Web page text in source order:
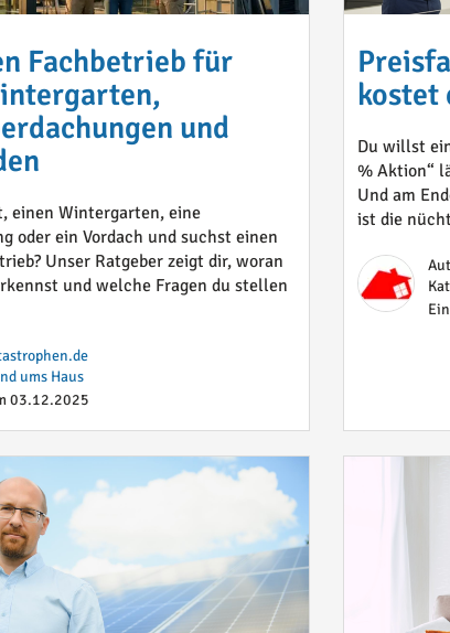
Fachbetrieb für
und
einen Wintergarten, eine
oder ein Vordach und suchst einen
Unser Ratgeber zeigt dir, woran
und welche Fragen du stellen
ums Haus
03.12.2025
kostet
Du willst
% Aktion“
Und am
ist die